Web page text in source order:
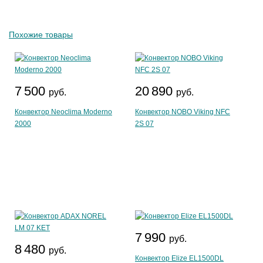
Похожие товары
7 500 руб.
Конвектор Neoclima Moderno
2000
20 890 руб.
Конвектор NOBO Viking NFC
2S 07
8 480 руб.
7 990 руб.
Конвектор Elize EL1500DL